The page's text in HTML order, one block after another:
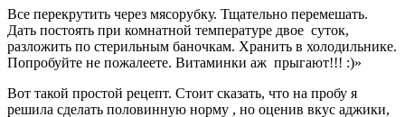
Все перекрутить через мясорубку. Тщательно перемешать.
Дать постоять при комнатной температуре двое суток,
разложить по стерильным баночкам. Хранить в холодильнике.
Попробуйте не пожалеете. Витаминки аж прыгают!!! :)»
Вот такой простой рецепт. Стоит сказать, что на пробу я
решила сделать половинную норму , но оценив вкус аджики,